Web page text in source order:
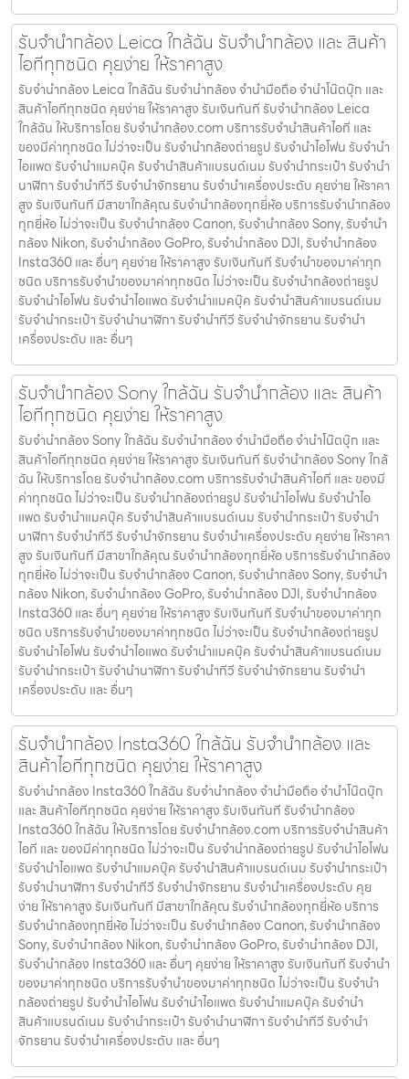
รับจำนำกล้อง Leica ใกล้ฉัน รับจํานํากล้อง และ สินค้า
ไอทีทุกชนิด คุยง่าย ให้ราคาสูง
รับจำนำกล้อง Leica ใกล้ฉัน รับจํานํากล้อง จำนำมือถือ จำนำโน๊ตบุ๊ก และ
สินค้าไอทีทุกชนิด คุยง่าย ให้ราคาสูง รับเงินทันที รับจำนำกล้อง Leica
ใกล้ฉัน ให้บริการโดย รับจํานํากล้อง.com บริการรับจํานําสินค้าไอที และ
ของมีค่าทุกชนิด ไม่ว่าจะเป็น รับจํานํากล้องถ่ายรูป รับจํานําไอโฟน รับจํานํา
ไอแพด รับจํานําแมคบุ๊ค รับจํานําสินค้าแบรนด์เนม รับจํานํากระเป๋า รับจํานํา
นาฬิกา รับจํานําทีวี รับจํานําจักรยาน รับจํานําเครื่องประดับ คุยง่าย ให้ราคา
สูง รับเงินทันที มีสาขาใกล้คุณ รับจำนำกล้องทุกยี่ห้อ บริการรับจำนำกล้อง
ทุกยี่ห้อ ไม่ว่าจะเป็น รับจำนำกล้อง Canon, รับจำนำกล้อง Sony, รับจำนำ
กล้อง Nikon, รับจำนำกล้อง GoPro, รับจำนำกล้อง DJI, รับจำนำกล้อง
Insta360 และ อื่นๆ คุยง่าย ให้ราคาสูง รับเงินทันที รับจำนำของมาค่าทุก
ชนิด บริการรับจำนำของมาค่าทุกชนิด ไม่ว่าจะเป็น รับจํานํากล้องถ่ายรูป
รับจํานําไอโฟน รับจํานําไอแพด รับจํานําแมคบุ๊ค รับจํานําสินค้าแบรนด์เนม
รับจํานํากระเป๋า รับจํานํานาฬิกา รับจํานําทีวี รับจํานําจักรยาน รับจํานํา
เครื่องประดับ และ อื่นๆ
รับจำนำกล้อง Sony ใกล้ฉัน รับจํานํากล้อง และ สินค้า
ไอทีทุกชนิด คุยง่าย ให้ราคาสูง
รับจำนำกล้อง Sony ใกล้ฉัน รับจํานํากล้อง จำนำมือถือ จำนำโน๊ตบุ๊ก และ
สินค้าไอทีทุกชนิด คุยง่าย ให้ราคาสูง รับเงินทันที รับจำนำกล้อง Sony ใกล้
ฉัน ให้บริการโดย รับจํานํากล้อง.com บริการรับจํานําสินค้าไอที และ ของมี
ค่าทุกชนิด ไม่ว่าจะเป็น รับจํานํากล้องถ่ายรูป รับจํานําไอโฟน รับจํานําไอ
แพด รับจํานําแมคบุ๊ค รับจํานําสินค้าแบรนด์เนม รับจํานํากระเป๋า รับจํานํา
นาฬิกา รับจํานําทีวี รับจํานําจักรยาน รับจํานําเครื่องประดับ คุยง่าย ให้ราคา
สูง รับเงินทันที มีสาขาใกล้คุณ รับจำนำกล้องทุกยี่ห้อ บริการรับจำนำกล้อง
ทุกยี่ห้อ ไม่ว่าจะเป็น รับจำนำกล้อง Canon, รับจำนำกล้อง Sony, รับจำนำ
กล้อง Nikon, รับจำนำกล้อง GoPro, รับจำนำกล้อง DJI, รับจำนำกล้อง
Insta360 และ อื่นๆ คุยง่าย ให้ราคาสูง รับเงินทันที รับจำนำของมาค่าทุก
ชนิด บริการรับจำนำของมาค่าทุกชนิด ไม่ว่าจะเป็น รับจํานํากล้องถ่ายรูป
รับจํานําไอโฟน รับจํานําไอแพด รับจํานําแมคบุ๊ค รับจํานําสินค้าแบรนด์เนม
รับจํานํากระเป๋า รับจํานํานาฬิกา รับจํานําทีวี รับจํานําจักรยาน รับจํานํา
เครื่องประดับ และ อื่นๆ
รับจำนำกล้อง Insta360 ใกล้ฉัน รับจํานํากล้อง และ
สินค้าไอทีทุกชนิด คุยง่าย ให้ราคาสูง
รับจำนำกล้อง Insta360 ใกล้ฉัน รับจํานํากล้อง จำนำมือถือ จำนำโน๊ตบุ๊ก
และ สินค้าไอทีทุกชนิด คุยง่าย ให้ราคาสูง รับเงินทันที รับจำนำกล้อง
Insta360 ใกล้ฉัน ให้บริการโดย รับจํานํากล้อง.com บริการรับจํานําสินค้า
ไอที และ ของมีค่าทุกชนิด ไม่ว่าจะเป็น รับจํานํากล้องถ่ายรูป รับจํานําไอโฟน
รับจํานําไอแพด รับจํานําแมคบุ๊ค รับจํานําสินค้าแบรนด์เนม รับจํานํากระเป๋า
รับจํานํานาฬิกา รับจํานําทีวี รับจํานําจักรยาน รับจํานําเครื่องประดับ คุย
ง่าย ให้ราคาสูง รับเงินทันที มีสาขาใกล้คุณ รับจำนำกล้องทุกยี่ห้อ บริการ
รับจำนำกล้องทุกยี่ห้อ ไม่ว่าจะเป็น รับจำนำกล้อง Canon, รับจำนำกล้อง
Sony, รับจำนำกล้อง Nikon, รับจำนำกล้อง GoPro, รับจำนำกล้อง DJI,
รับจำนำกล้อง Insta360 และ อื่นๆ คุยง่าย ให้ราคาสูง รับเงินทันที รับจำนำ
ของมาค่าทุกชนิด บริการรับจำนำของมาค่าทุกชนิด ไม่ว่าจะเป็น รับจํานํา
กล้องถ่ายรูป รับจํานําไอโฟน รับจํานําไอแพด รับจํานําแมคบุ๊ค รับจํานํา
สินค้าแบรนด์เนม รับจํานํากระเป๋า รับจํานํานาฬิกา รับจํานําทีวี รับจํานํา
จักรยาน รับจํานําเครื่องประดับ และ อื่นๆ